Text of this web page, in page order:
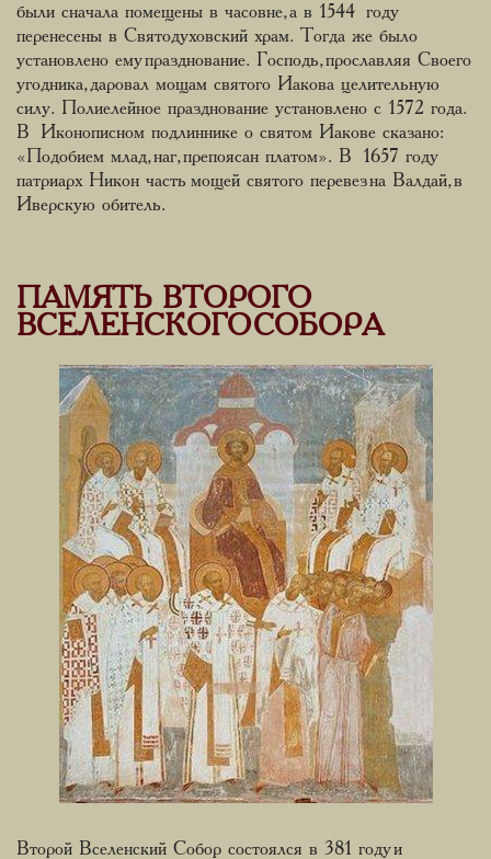
были сначала помещены в часовне, а в 1544 году
перенесены в Святодуховский храм. Тогда же было
установлено ему празднование. Господь, прославляя Своего
угодника, даровал мощам святого Иакова целительную
силу. Полиелейное празднование установлено с 1572 года.
В Иконописном подлиннике о святом Иакове сказано:
«Подобием млад, наг, препоясан платом». В 1657 году
патриарх Никон часть мощей святого перевез на Валдай, в
Иверскую обитель.
ПАМЯТЬ ВТОРОГО
ВСЕЛЕНСКОГО СОБОРА
Второй Вселенский Собор состоялся в 381 году и